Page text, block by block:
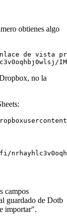
obtienes algo
de vista
no la
campos
guardado de Dotb
importar".